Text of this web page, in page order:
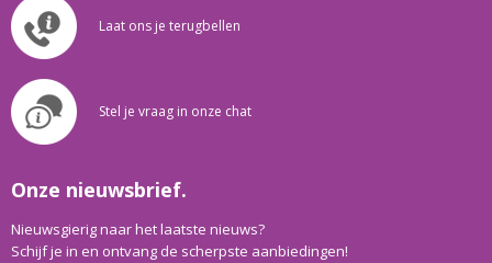
Laat ons je terugbellen
Stel je vraag in onze chat
Onze nieuwsbrief.
Nieuwsgierig naar het laatste nieuws?
Schijf je in en ontvang de scherpste aanbiedingen!